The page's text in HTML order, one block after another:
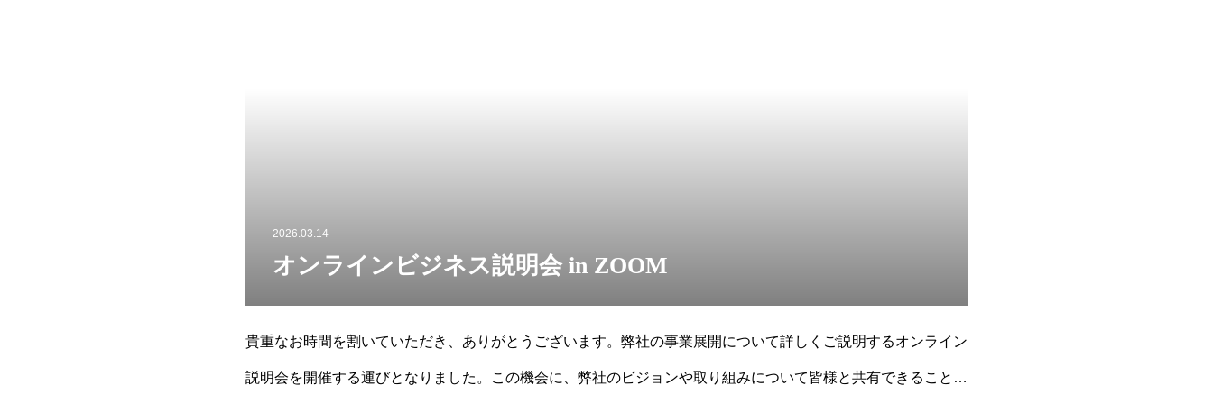
2026.03.14
オンラインビジネス説明会 in ZOOM
貴重なお時間を割いていただき、ありがとうございます。弊社の事業展開について詳しくご説明するオンライン
説明会を開催する運びとなりました。この機会に、弊社のビジョンや取り組みについて皆様と共有できることを